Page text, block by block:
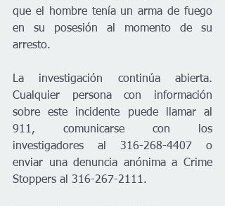
que el hombre tenía un arma de fuego
en su posesión al momento de su
arresto.
La investigación continúa abierta.
Cualquier persona con información
sobre este incidente puede llamar al
911, comunicarse con los
investigadores al 316-268-4407 o
enviar una denuncia anónima a Crime
Stoppers al 316-267-2111.